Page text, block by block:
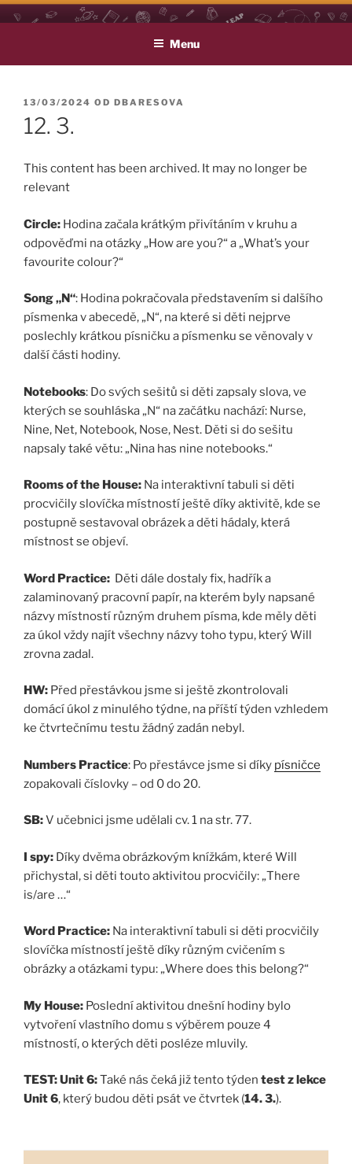
Přejít
k
webu
LEAP
Life Long English Achievement Project
Menu
PUBLIKOVÁNO
13/03/2024 OD DBARESOVA
12. 3.
This content has been archived. It may no longer be
relevant
Circle: Hodina začala krátkým přivítáním v kruhu a
odpověďmi na otázky „How are you?“ a „What’s your
favourite colour?“
Song„N“: Hodina pokračovala představením si dalšího
písmenka v abecedě, „N“, na které si děti nejprve
poslechly krátkou písničku a písmenku se věnovaly v
další části hodiny.
Notebooks: Do svých sešitů si děti zapsaly slova, ve
kterých se souhláska „N“ na začátku nachází: Nurse,
Nine, Net, Notebook, Nose, Nest. Děti si do sešitu
napsaly také větu: „Nina has nine notebooks.“
Rooms of the House: Na interaktivní tabuli si děti
procvičily slovíčka místností ještě díky aktivitě, kde se
postupně sestavoval obrázek a děti hádaly, která
místnost se objeví.
Word Practice: Děti dále dostaly fix, hadřík a
zalaminovaný pracovní papír, na kterém byly napsané
názvy místností různým druhem písma, kde měly děti
za úkol vždy najít všechny názvy toho typu, který Will
zrovna zadal.
HW: Před přestávkou jsme si ještě zkontrolovali
domácí úkol z minulého týdne, na příští týden vzhledem
ke čtvrtečnímu testu žádný zadán nebyl.
Numbers Practice: Po přestávce jsme si díky písničce
zopakovali číslovky – od 0 do 20.
SB:V učebnici jsme udělali cv. 1 na str. 77.
I spy: Díky dvěma obrázkovým knížkám, které Will
přichystal, si děti touto aktivitou procvičily: „There
is/are …“
Word Practice: Na interaktivní tabuli si děti procvičily
slovíčka místností ještě díky různým cvičením s
obrázky a otázkami typu: „Where does this belong?“
My House: Poslední aktivitou dnešní hodiny bylo
vytvoření vlastního domu s výběrem pouze 4
místností, o kterých děti posléze mluvily.
TEST: Unit 6:Také nás čeká již tento týden test z lekce
Unit 6, který budou děti psát ve čtvrtek (14. 3.).